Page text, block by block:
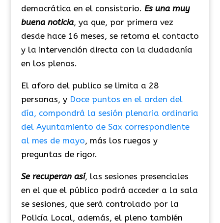
democrática en el consistorio. Es una muy
buena noticia, ya que, por primera vez
desde hace 16 meses, se retoma el contacto
y la intervención directa con la ciudadanía
en los plenos.
El aforo del publico se limita a 28
personas, y Doce puntos en el orden del
día, compondrá la sesión plenaria ordinaria
del Ayuntamiento de Sax correspondiente
al mes de mayo, más los ruegos y
preguntas de rigor.
Se recuperan así, las sesiones presenciales
en el que el público podrá acceder a la sala
se sesiones, que será controlado por la
Policía Local, además, el pleno también